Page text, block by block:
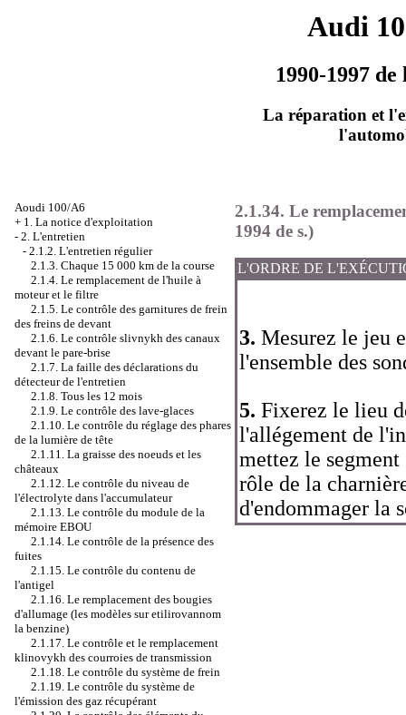
Audi
1990-1997
La réparation et
Aoudi 100/A6
+ 1. La notice d'exploitation
- 2. L'entretien
- 2.1.2. L'entretien régulier
2.1.3. Chaque 15 000 km de la course
2.1.4. Le remplacement de l'huile à
moteur et le filtre
2.1.5. Le contrôle des garnitures de frein
des freins de devant
2.1.6. Le contrôle slivnykh des canaux
devant le pare-brise
2.1.7. La faille des déclarations du
détecteur de l'entretien
2.1.8. Tous les 12 mois
2.1.9. Le contrôle des lave-glaces
2.1.10. Le contrôle du réglage des phares
de la lumière de tête
2.1.11. La graisse des noeuds et les
châteaux
2.1.12. Le contrôle du niveau de
l'électrolyte dans l'accumulateur
2.1.13. Le contrôle du module de la
mémoire EBOU
2.1.14. Le contrôle de la présence des
fuites
2.1.15. Le contrôle du contenu de
l'antigel
2.1.16. Le remplacement des bougies
d'allumage (les modèles sur etilirovannom
la benzine)
2.1.17. Le contrôle et le remplacement
klinovykh des courroies de transmission
2.1.18. Le contrôle du système de frein
2.1.19. Le contrôle du système de
l'émission des gaz récupérant
2.1.34. Le
1994 de s.)
L'ORDRE DE
3. Mesurez le jeu
l'ensemble des
5. Fixerez le lieu
l'allégement de
mettez le
rôle de la
d'endommager la